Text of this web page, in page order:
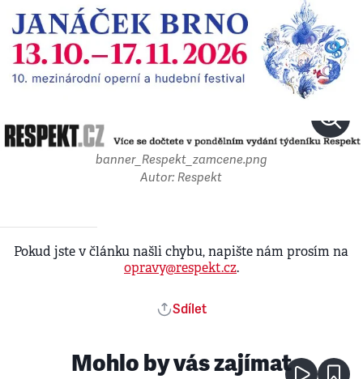
banner_Respekt_zamcene.png
Autor: Respekt
Pokud jste v článku našli chybu, napište nám prosím na
opravy@respekt.cz.
Sdílet
Mohlo by vás zajímat